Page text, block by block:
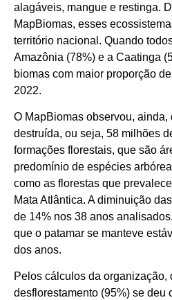
alagáveis, mangue e restinga.
MapBiomas, esses
território nacional. Quando
Amazônia (78%) e a Caatinga
biomas com maior proporção
2022.
O MapBiomas observou, ainda,
destruída, ou seja, 58 milhões
formações florestais, que são
predomínio de espécies
como as florestas que
Mata Atlântica. A diminuição
de 14% nos 38 anos
que o patamar se manteve
dos anos.
Pelos cálculos da organização,
desflorestamento (95%) se deu